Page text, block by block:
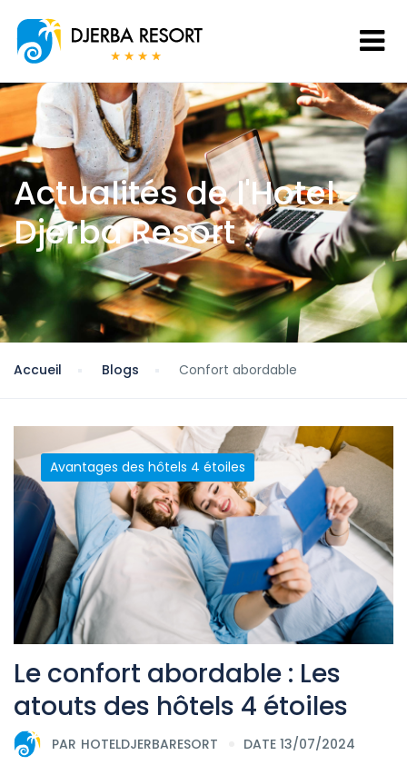
Actualités de l'Hotel
Djerba Resort
Accueil Blogs Confort abordable
Avantages des hôtels 4 étoiles
Le confort abordable : Les
atouts des hôtels 4 étoiles
PAR HOTELDJERBARESORT DATE 13/07/2024